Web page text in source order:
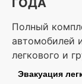
Полный
автомобилей
легкового и
Эвакуация